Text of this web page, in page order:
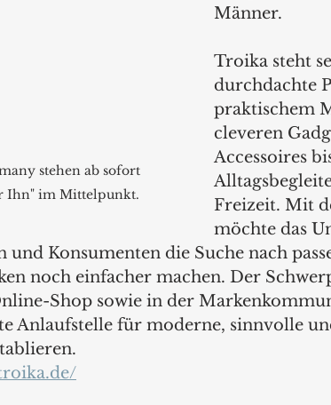
stehen ab sofort
Ihn" im Mittelpunkt.
Männer.
Troika steht
durchdachte
praktischem
cleveren
Accessoires
Freizeit. Mit
möchte das
und Konsumenten die Suche nach
noch einfacher machen. Der
Shop sowie in der
Anlaufstelle für moderne, sinnvolle